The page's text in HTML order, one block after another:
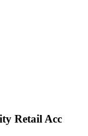
Retail Acc